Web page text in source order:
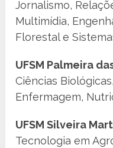
Jornalismo,
Multimídia,
Florestal e
UFSM Palmeira
Ciências
Enfermagem,
UFSM Silveira
Tecnologia em